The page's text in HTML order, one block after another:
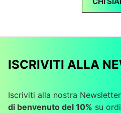
ISCRIVITI ALLA
Iscriviti alla nostra
di benvenuto del 10% su